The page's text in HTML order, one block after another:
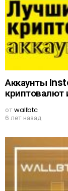
Аккаунты
криптовалют
отwallbtc
6 лет назад